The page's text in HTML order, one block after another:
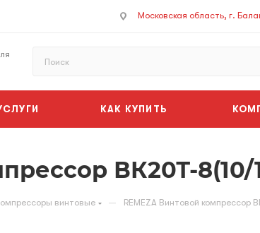
Московская область, г.
КАК КУПИТЬ
ВК20Т-8(10/
винтовые — REMEZA Винтовой компрессор